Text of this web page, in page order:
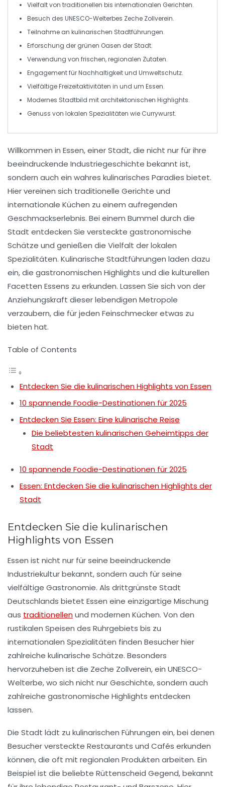
Vielfalt von traditionellen bis internationalen Gerichten.
Besuch des UNESCO-Welterbes Zeche Zollverein.
Teilnahme an kulinarischen Stadtführungen.
Erforschung der grünen Oasen der Stadt.
Verwendung von frischen, regionalen Zutaten.
Engagement fürNachhaltigkeitund Umweltschutz.
VielfältigeFreizeitaktivitäten in und um Essen.
Modernes Stadtbild mit architektonischen Highlights.
Genuss von lokalen Spezialitäten wie Currywurst.
Willkommen in Essen, einer Stadt, die nicht nur für ihre
beeindruckende Industriegeschichte bekannt ist,
sondern auch ein wahres kulinarisches Paradies bietet.
Hier vereinen sich traditionelle Gerichte und
internationale Küchen zu einem aufregenden
Geschmackserlebnis. Bei einem Bummel durch die
Stadt entdecken Sie versteckte gastronomische
Schätze und genießen die Vielfalt der lokalen
Spezialitäten. Kulinarische Stadtführungen laden dazu
ein, die gastronomischen Highlights und die kulturellen
Facetten Essens zu erkunden. Lassen Sie sich von der
Anziehungskraft dieserlebendigen Metropole
verzaubern, die für jeden Feinschmecker etwas zu
bieten hat.
Table of Contents
Entdecken Sie die kulinarischen Highlights von Essen
10 spannende Foodie-Destinationen für 2025
Entdecken Sie Essen: Eine kulinarische Reise
Die beliebtesten kulinarischen Geheimtipps der
Stadt
10 spannende Foodie-Destinationen für 2025
Essen: Entdecken Sie die kulinarischen Highlights der
Stadt
Entdecken Sie die kulinarischen
Highlights von Essen
Essen ist nicht nur für seine beeindruckende
Industriekulturbekannt, sondern auch für seine
vielfältige Gastronomie. Als drittgrünste Stadt
Deutschlands bietet Essen eine einzigartige Mischung
aus traditionellenund modernen Küchen. Von den
rustikalen Speisen des Ruhrgebiets bis zu
internationalen Spezialitäten finden Besucher hier
zahlreiche kulinarische Schätze. Besonders
hervorzuheben ist die Zeche Zollverein, ein UNESCO-
Welterbe, wo sich nicht nur Geschichte, sondern auch
zahlreiche gastronomische Highlights entdecken
lassen.
Die Stadt lädt zu kulinarischen Führungen ein, bei denen
Besucher versteckte Restaurants und Cafés erkunden
können, die oft mit regionalen Produkten arbeiten. Ein
Beispiel ist die beliebte Rüttenscheid Gegend, bekannt